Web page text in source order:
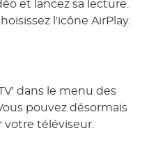
et lancez sa lecture.
l'icône AirPlay.
dans le menu des
pouvez désormais
votre téléviseur.